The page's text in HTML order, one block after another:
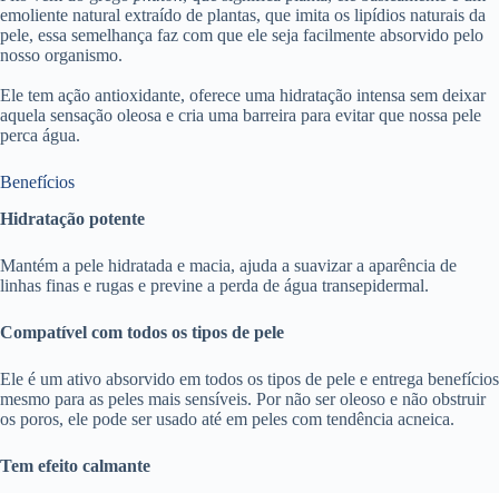
emoliente natural extraído de plantas, que imita os lipídios naturais da
pele, essa semelhança faz com que ele seja facilmente absorvido pelo
nosso organismo.
Ele tem ação antioxidante, oferece uma hidratação intensa sem deixar
aquela sensação oleosa e cria uma barreira para evitar que nossa pele
perca água.
Benefícios
Hidratação potente
Mantém a pele hidratada e macia, ajuda a suavizar a aparência de
linhas finas e rugas e previne a perda de água transepidermal.
Compatível com todos os tipos de pele
Ele é um ativo absorvido em todos os tipos de pele e entrega benefícios
mesmo para as peles mais sensíveis. Por não ser oleoso e não obstruir
os poros, ele pode ser usado até em peles com tendência acneica.
Tem efeito calmante